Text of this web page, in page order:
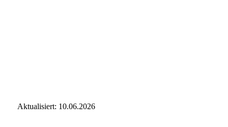
Aktualisiert: 10.06.2026